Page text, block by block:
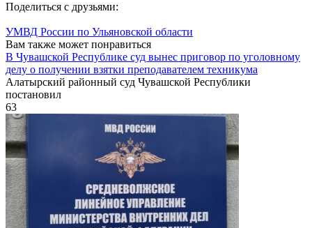
Поделиться с друзьями:
УМВД России по Ульяновской области
Вам также может понравиться
В Чувашской Республике суд вынес приговор по уголовному
делу о получении взятки преподавателем техникума
Алатырский районный суд Чувашской Республики
постановил
63